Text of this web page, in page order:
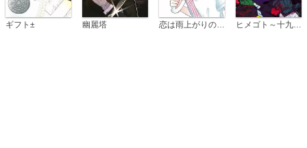
ギフト± 幽麗塔 恋は雨上がりのように ヒメゴト～十九歳の制服～